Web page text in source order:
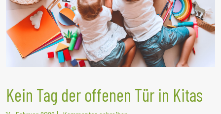
Kein Tag der offenen Tür in Kitas